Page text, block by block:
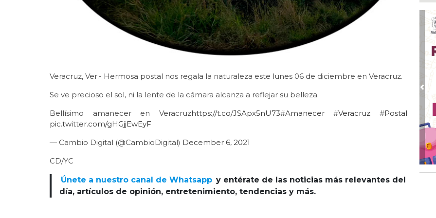
Veracruz, Ver.- Hermosa postal nos regala la naturaleza este lunes 06 de diciembre en Veracruz.
Se ve precioso el sol, ni la lente de la cámara alcanza a reflejar su belleza.
Bellísimo amanecer en Veracruzhttps://t.co/JSApx5nU73#Amanecer #Veracruz
#Postal
pic.twitter.com/gHGjjEwEyF
— Cambio Digital (@CambioDigital) December 6, 2021
CD/YC
Únete a nuestro canal de Whatsapp y entérate de las noticias más relevantes del
día, artículos de opinión, entretenimiento, tendencias y más.